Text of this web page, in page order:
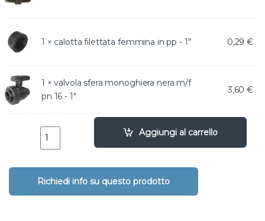
1 × calotta filettata femmina in pp - 1" 0,29€
1 ×valvola sfera monoghiera nera m/f
pn 16 - 1"
3,60€
Kit valvole 9V irrigazione – 2 settori ESP‑9V Rain Bird
Aggiungi al carrello